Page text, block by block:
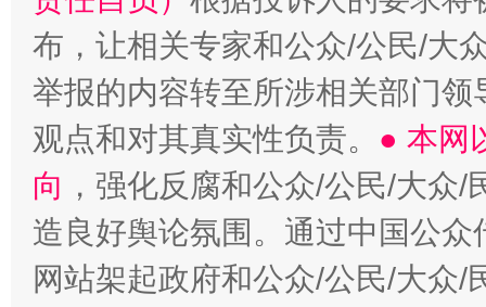
布，让相关专家和公众/公民/大
举报的内容转至所涉相关部门
观点和对其真实性负责。 ● 本网
向 ，强化反腐和公众/公民/大众
造良好舆论氛围。通过中国公
网站架起政府和公众/公民/大众